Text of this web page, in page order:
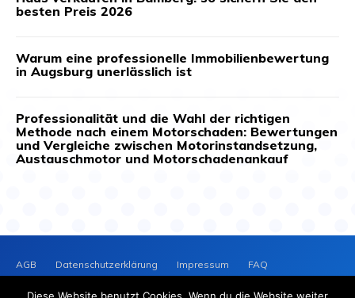
besten Preis 2026
Warum eine professionelle Immobilienbewertung
in Augsburg unerlässlich ist
Professionalität und die Wahl der richtigen
Methode nach einem Motorschaden: Bewertungen
und Vergleiche zwischen Motorinstandsetzung,
Austauschmotor und Motorschadenankauf
AGB Datenschutzerklärung Impressum
FAQ